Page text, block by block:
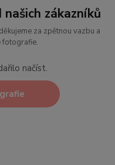
zákazníků
za zpětnou vazbu a
fotografie.
načíst.